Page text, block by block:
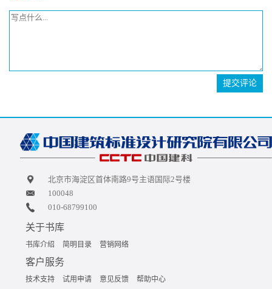
提交评论
北京市海淀区首体南路9号主语国际2号楼
100048
010-68799100
关于书库
书库介绍 简明目录 营销网络
客户服务
技术支持 试用申请 意见反馈 帮助中心